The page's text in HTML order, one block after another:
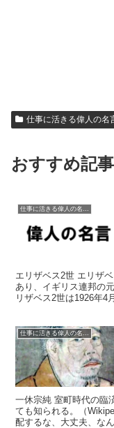
仕事に活きる偉人の名
おすすめ記事
仕事に活きる偉人の名言格言
エリザベス2世 エリザ
あり、イギリス連邦の
リザベス2世は1926年4
仕事に活きる偉人の名言格言
一休宗純 室町時代の臨
ても知られる。（
配するな、大丈夫、な